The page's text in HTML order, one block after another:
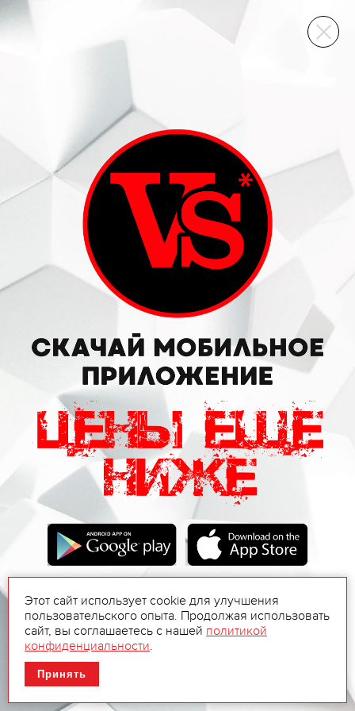
ВИННЫЙ СКЛАД
Этот сайт использует cookie для улучшения
пользовательского опыта. Продолжая использовать
сайт, вы соглашаетесь с нашей политикой
конфиденциальности.
Принять